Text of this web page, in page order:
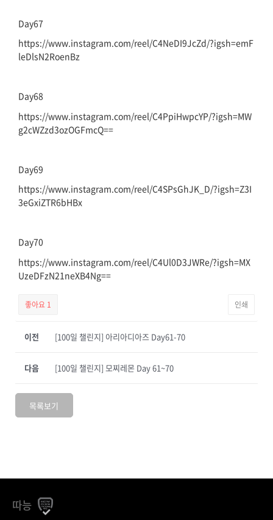
Day67
https://www.instagram.com/reel/C4NeDI9JcZd/?igsh=emF
leDlsN2RoenBz
Day68
https://www.instagram.com/reel/C4PpiHwpcYP/?igsh=MW
g2cWZzd3ozOGFmcQ==
Day69
https://www.instagram.com/reel/C4SPsGhJK_D/?igsh=Z3I
3eGxiZTR6bHBx
Day70
https://www.instagram.com/reel/C4Ul0D3JWRe/?igsh=MX
UzeDFzN21neXB4Ng==
좋아요 1 인쇄
이전 [100일 챌린지] 아리아디아즈 Day61-70
[100일 챌린지] 모찌레몬 Day 61~70
다음
목록보기
따능